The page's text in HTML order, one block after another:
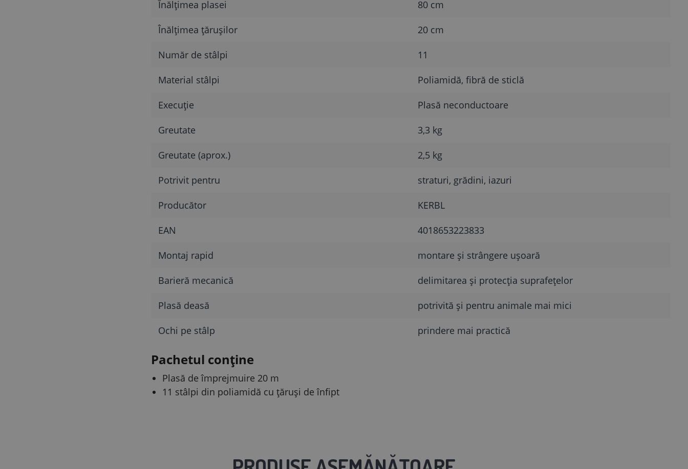
Înălțimea plasei 80 cm
Înălțimea țărușilor 20 cm
Număr de stâlpi 11
Material stâlpi Poliamidă, fibră de sticlă
Execuție Plasă neconductoare
Greutate 3,3 kg
Greutate (aprox.) 2,5 kg
Potrivit pentru straturi, grădini, iazuri
Producător KERBL
EAN 4018653223833
Montaj rapid montare și strângere ușoară
Barieră mecanică delimitarea și protecția suprafețelor
Plasă deasă potrivită și pentru animale mai mici
Ochi pe stâlp prindere mai practică
Pachetul conține
Plasă de împrejmuire 20 m
11 stâlpi din poliamidă cu țăruși de înfipt